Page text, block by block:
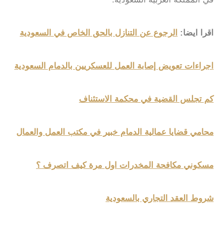
اقرا ايضا: الرجوع عن التنازل بالحق الخاص في السعودية
اجراءات تعويض إصابة العمل للعسكريين بالدمام السعودية
كم تجلس القضية في محكمة الاستئناف
محامي قضايا عمالية الدمام خبير في مكتب العمل والعمال
مسكوني مكافحة المخدرات اول مرة كيف اتصرف ؟
شروط العقد التجاري بالسعودية